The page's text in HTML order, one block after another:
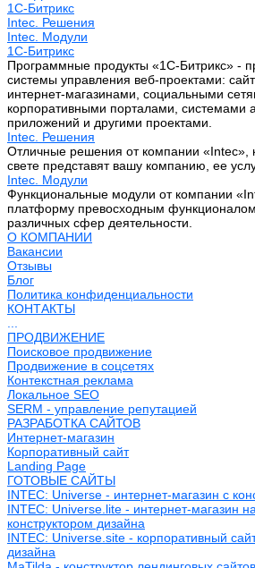
1С-Битрикс
Intec. Решения
Intec. Модули
1С-Битрикс
Программные продукты «1С-Битрикс» -
системы управления веб-проектами:
интернет-магазинами, социальными
корпоративными порталами, системами
приложений и другими проектами.
Intec. Решения
Отличные решения от компании «Intec»,
свете представят вашу компанию, ее
Intec. Модули
Функциональные модули от компании
платформу превосходным
различных сфер деятельности.
О КОМПАНИИ
Вакансии
Отзывы
Блог
Политика конфиденциальности
КОНТАКТЫ
ПРОДВИЖЕНИЕ
Поисковое продвижение
Продвижение в соцсетях
Контекстная реклама
Локальное SEO
SERM - управление репутацией
РАЗРАБОТКА САЙТОВ
Интернет-магазин
Корпоративный сайт
Landing Page
ГОТОВЫЕ САЙТЫ
INTEC: Universe - интернет-магазин с
INTEC: Universe.lite - интернет-магазин
конструктором дизайна
INTEC: Universe.site - корпоративный
дизайна